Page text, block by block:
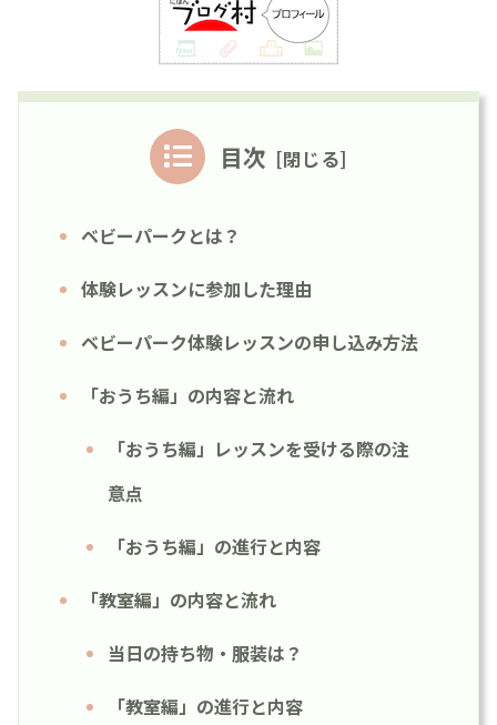
目次
ベビーパークとは？
体験レッスンに参加した理由
ベビーパーク体験レッスンの申し込み方法
「おうち編」の内容と流れ
「おうち編」レッスンを受ける際の注
意点
「おうち編」の進行と内容
「教室編」の内容と流れ
当日の持ち物・服装は？
「教室編」の進行と内容